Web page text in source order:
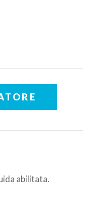
di Milano.
abilitata.